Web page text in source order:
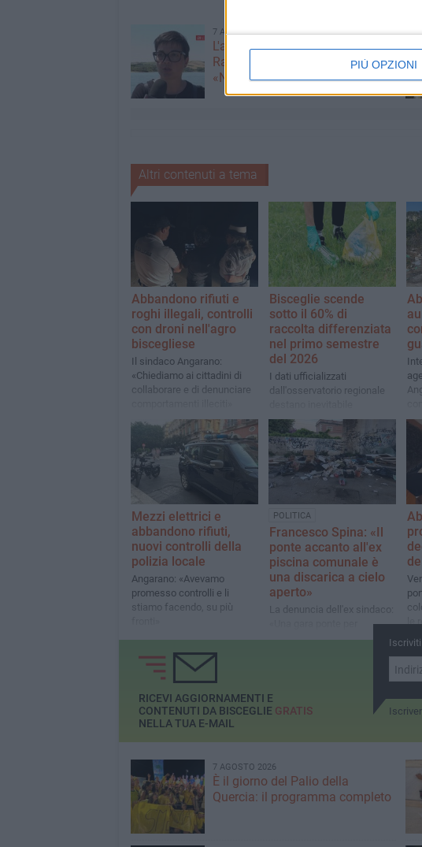
PIÙ OPZIONI
7 AGOSTO 2026
L'appello della moglie di Mino
Racanati alla ministra Roccella:
«Non dimenticatelo»
Altri contenuti a tema
Abbandono rifiuti e
roghi illegali, controlli
con droni nell'agro
biscegliese
Il sindaco Angarano:
«Chiediamo ai cittadini di
collaborare e di denunciare
Bisceglie scende
sotto il 60% di
raccolta differenziata
nel primo semestre
del 2026
I dati ufficializzati
dall'osservatorio regionale
preoccupazione in città
Mezzi elettrici e
abbandono rifiuti,
nuovi controlli della
polizia locale
Angarano: «Avevamo
promesso controlli e li
stiamo facendo, su più
POLITICA
Francesco Spina: «Il
ponte accanto all'ex
piscina comunale è
una discarica a cielo
aperto»
La denuncia dell'ex sindaco:
cambiare l'organizzazione di
le
RICEVI AGGIORNAMENTI E
CONTENUTI DA BISCEGLIE GRATIS
NELLA TUA E-MAIL
7 AGOSTO 2026
È il giorno del Palio della
Quercia: il programma completo